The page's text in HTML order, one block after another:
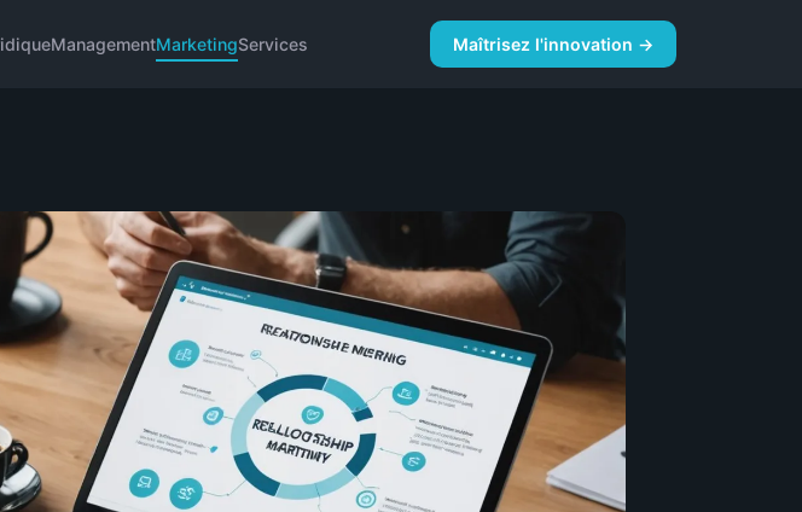
ManagementMarketingServices Maîtrisez l'innovation →